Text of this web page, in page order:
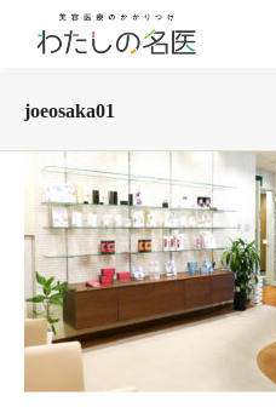
joeosaka01